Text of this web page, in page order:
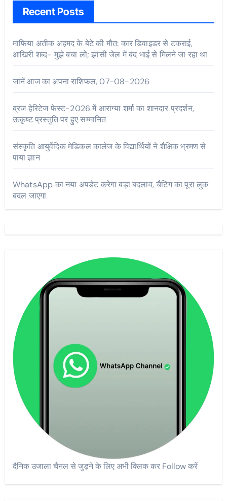
Recent Posts
माफिया अतीक अहमद के बेटे की मौत: कार डिवाइडर से टकराई,
आखिरी शब्द- मुझे बचा लो; झांसी जेल में बंद भाई से मिलने जा रहा था
जानें आज का अपना राशिफल, 07-08-2026
ब्रज हेरिटेज फेस्ट-2026 में आराग्या शर्मा का शानदार प्रदर्शन,
उत्कृष्ट प्रस्तुति पर हुए सम्मानित
संस्कृति आयुर्वेदिक मेडिकल कालेज के विद्यार्थियों ने शैक्षिक भ्रमण से
पाया ज्ञान
WhatsApp का नया अपडेट करेगा बड़ा बदलाव, चैटिंग का पूरा लुक
बदल जाएगा
दैनिक उजाला चैनल से जुड़ने के लिए अभी क्लिक कर Follow करें